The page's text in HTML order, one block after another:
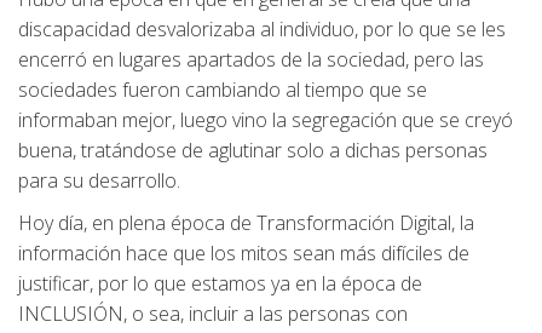
discapacidad desvalorizaba al individuo, por lo que se les
encerró en lugares apartados de la sociedad, pero las
sociedades fueron cambiando al tiempo que se
informaban mejor, luego vino la segregación que se creyó
buena, tratándose de aglutinar solo a dichas personas
para su desarrollo.
Hoy día, en plena época de Transformación Digital, la
información hace que los mitos sean más difíciles de
justificar, por lo que estamos ya en la época de
INCLUSIÓN, o sea, incluir a las personas con